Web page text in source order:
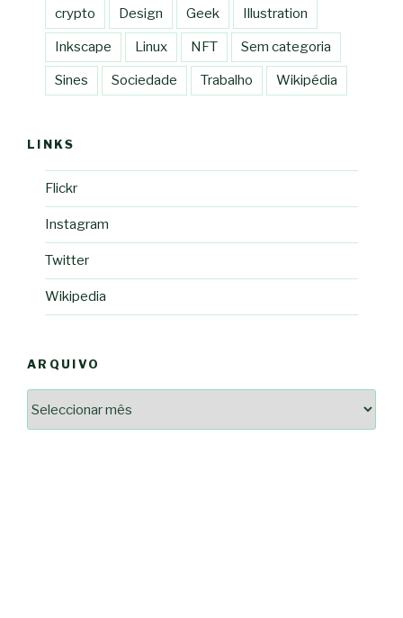
crypto Design Geek Illustration
Inkscape Linux NFT Sem categoria
Sines Sociedade Trabalho Wikipédia
LINKS
Flickr
Instagram
Twitter
Wikipedia
ARQUIVO